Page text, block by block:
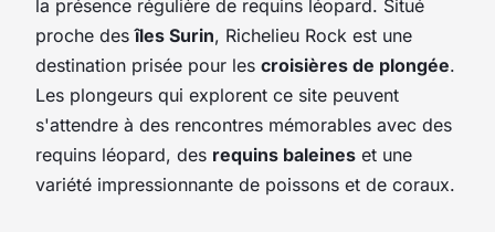
la présence régulière de requins léopard. Situé
proche desîles Surin, Richelieu Rock est une
destination prisée pour les croisières de plongée.
Les plongeurs qui explorent ce site peuvent
s'attendre à des rencontres mémorables avec des
requins léopard, des requins baleines et une
variété impressionnante de poissons et de coraux.